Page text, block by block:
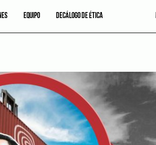
EQUIPO DECÁLOGO DE ÉTICA